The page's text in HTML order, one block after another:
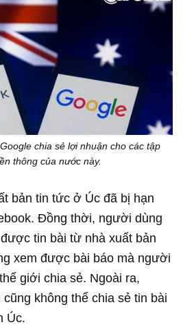
chia sẻ lợi nhuận cho các tập
thông của nước này.
bản tin tức ở Úc đã bị hạn
Đồng thời, người dùng
tin bài từ nhà xuất bản
xem được bài báo mà người
giới chia sẻ. Ngoài ra,
không thể chia sẻ tin bài
Úc.